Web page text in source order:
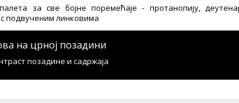
за све бојне поремећаје - протанопију,
подвученим линковима
на црној позадини
позадине и садржаја